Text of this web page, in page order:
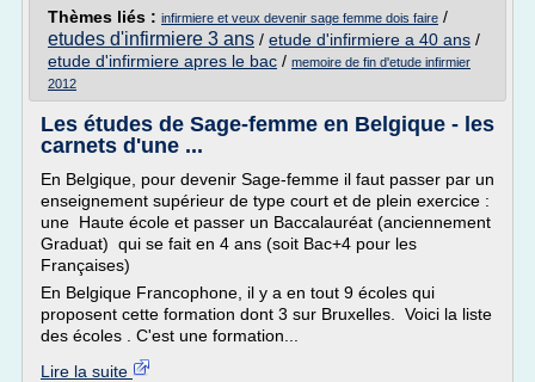
Thèmes liés : infirmiere et veux devenir sage femme dois faire /
etudes d'infirmiere 3 ans / etude d'infirmiere a 40 ans /
etude d'infirmiere apres le bac / memoire de fin d'etude infirmier
2012
Les études de Sage-femme en Belgique - les
carnets d'une ...
En Belgique, pour devenir Sage-femme il faut passer par un
enseignement supérieur de type court et de plein exercice :
une Haute école et passer un Baccalauréat (anciennement
Graduat) qui se fait en 4 ans (soit Bac+4 pour les
Françaises)
En Belgique Francophone, il y a en tout 9 écoles qui
proposent cette formation dont 3 sur Bruxelles. Voici la liste
des écoles . C'est une formation...
Lire la suite